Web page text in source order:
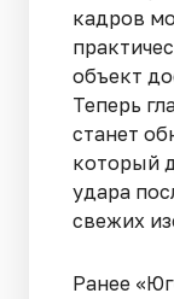
кадров
объект
Теперь
станет
который
удара
свежих
Ранее